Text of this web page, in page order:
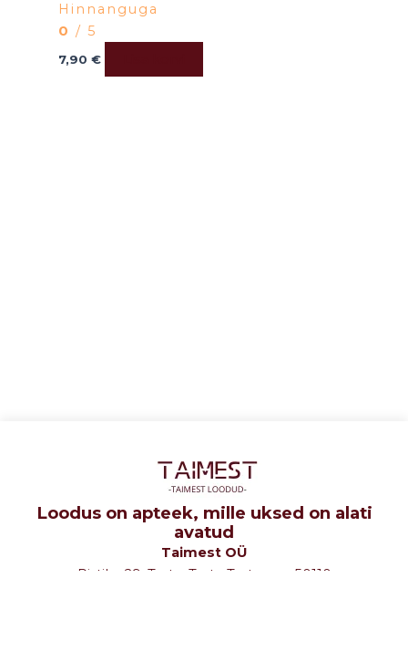
Hinnanguga
0 / 5
7,90 €
Loodus on apteek, mille uksed on alati
avatud
Taimest OÜ
Ristiku 29, Tartu, Tartu Tartumaa 50110